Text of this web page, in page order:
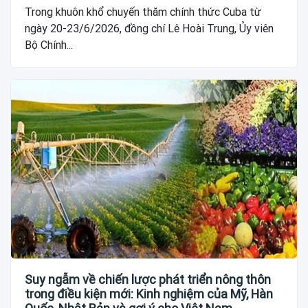
Trong khuôn khổ chuyến thăm chính thức Cuba từ
ngày 20-23/6/2026, đồng chí Lê Hoài Trung, Ủy viên
Bộ Chính...
Suy ngẫm về chiến lược phát triển nông thôn
trong điều kiện mới: Kinh nghiệm của Mỹ, Hàn